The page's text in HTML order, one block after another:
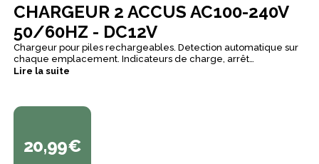
CHARGEUR 2 ACCUS AC100-240V
50/60HZ - DC12V
Chargeur pour piles rechargeables. Detection automatique sur
chaque emplacement. Indicateurs de charge, arrêt
automatique en fin de charge.
Lire la suite
20,99€